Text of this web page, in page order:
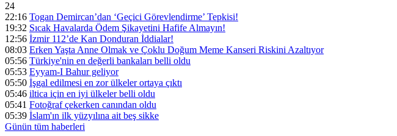
24
22:16 Togan Demircan’dan ‘Geçici Görevlendirme’ Tepkisi!
19:32 Sıcak Havalarda Ödem Şikayetini Hafife Almayın!
12:56 İzmir 112’de Kan Donduran İddialar!
08:03 Erken Yaşta Anne Olmak ve Çoklu Doğum Meme Kanseri Riskini Azaltıyor
05:56 Türkiye'nin en değerli bankaları belli oldu
05:53 Eyyam-I Bahur geliyor
05:50 İşgal edilmesi en zor ülkeler ortaya çıktı
05:46 iltica için en iyi ülkeler belli oldu
05:41 Fotoğraf çekerken canından oldu
05:39 İslam'ın ilk yüzyılına ait beş sikke
Günün tüm haberleri